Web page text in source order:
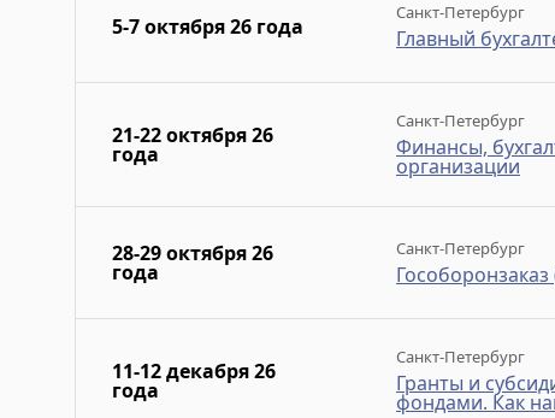
5-7 октября 26 года
Санкт-Петербург
Главный
21-22 октября 26
года
Санкт-Петербург
Финансы,
организации
28-29 октября 26
года
Санкт-Петербург
11-12 декабря 26
года
Санкт-Петербург
Гранты и
фондами. Как